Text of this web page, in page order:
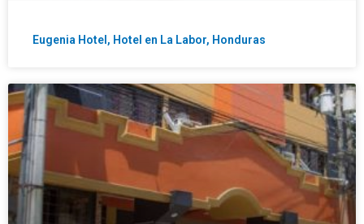
Eugenia Hotel, Hotel en La Labor, Honduras